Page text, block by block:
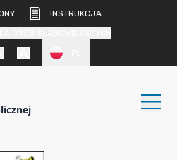
INSTRUKCJA